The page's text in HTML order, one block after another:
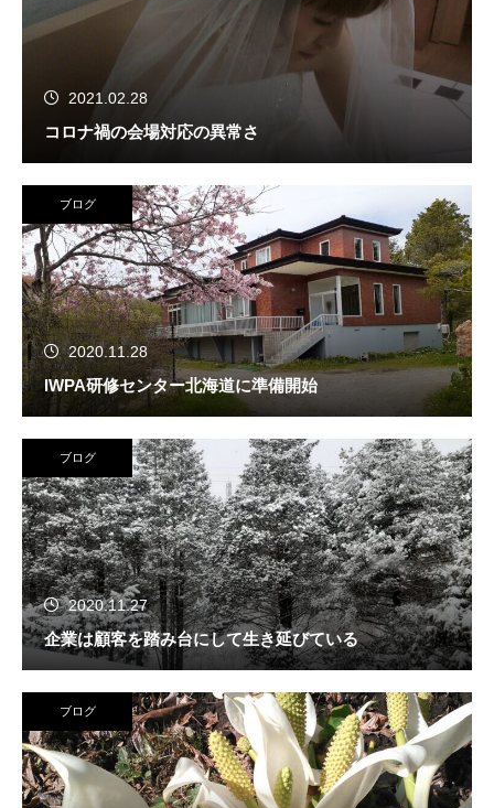
2021.02.28
コロナ禍の会場対応の異常さ
ブログ
2020.11.28
IWPA研修センター北海道に準備開始
ブログ
2020.11.27
企業は顧客を踏み台にして生き延びている
ブログ